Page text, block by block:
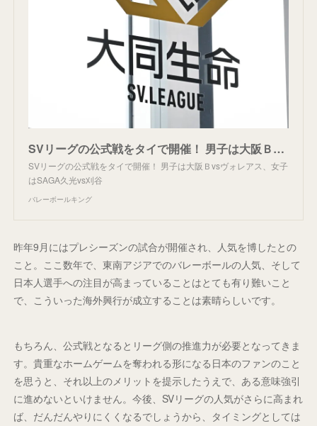
SVリーグの公式戦をタイで開催！ 男子は大阪Ｂvsヴォレアス、女子はSAGA久光vs刈谷 | バレーボールキング
SVリーグの公式戦をタイで開催！ 男子は大阪Ｂvsヴォレアス、女子
はSAGA久光vs刈谷
バレーボールキング
昨年9月にはプレシーズンの試合が開催され、人気を博したとの
こと。ここ数年で、東南アジアでのバレーボールの人気、そして
日本人選手への注目が高まっていることはとても有り難いこと
で、こういった海外興行が成立することは素晴らしいです。
もちろん、公式戦となるとリーグ側の推進力が必要となってきま
す。貴重なホームゲームを奪われる形になる日本のファンのこと
を思うと、それ以上のメリットを提示したうえで、ある意味強引
に進めないといけません。今後、SVリーグの人気がさらに高まれ
ば、だんだんやりにくくなるでしょうから、タイミングとしては